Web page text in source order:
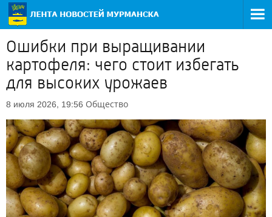
Ошибки при выращивании
картофеля: чего стоит избегать
для высоких урожаев
8 июля 2026, 19:56 Общество